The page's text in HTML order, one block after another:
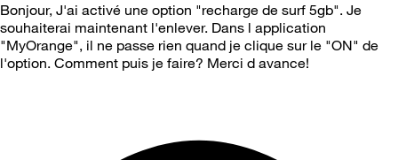
Bonjour, J'ai activé une option "recharge de surf 5gb". Je
souhaiterai maintenant l'enlever. Dans l application
"MyOrange", il ne passe rien quand je clique sur le "ON" de
l'option. Comment puis je faire? Merci d avance!